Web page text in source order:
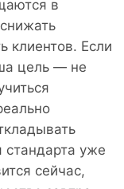
в
клиентов. Если
цель — не
стандарта уже
сейчас,